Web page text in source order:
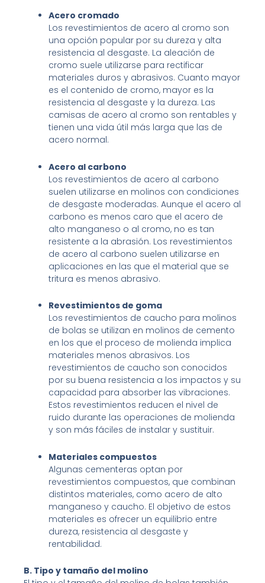
Acero cromado
Los revestimientos de acero al cromo son
una opción popular por su dureza y alta
resistencia al desgaste. La aleación de
cromo suele utilizarse para rectificar
materiales duros y abrasivos. Cuanto mayor
es el contenido de cromo, mayor es la
resistencia al desgaste y la dureza. Las
camisas de acero al cromo son rentables y
tienen una vida útil más larga que las de
acero normal.
Acero al carbono
Los revestimientos de acero al carbono
suelen utilizarse en molinos con condiciones
de desgaste moderadas. Aunque el acero al
carbono es menos caro que el acero de
alto manganeso o al cromo, no es tan
resistente a la abrasión. Los revestimientos
de acero al carbono suelen utilizarse en
aplicaciones en las que el material que se
tritura es menos abrasivo.
Revestimientos de goma
Los revestimientos de caucho para molinos
de bolas se utilizan en molinos de cemento
en los que el proceso de molienda implica
materiales menos abrasivos. Los
revestimientos de caucho son conocidos
por su buena resistencia a los impactos y su
capacidad para absorber las vibraciones.
Estos revestimientos reducen el nivel de
ruido durante las operaciones de molienda
y son más fáciles de instalar y sustituir.
Materiales compuestos
Algunas cementeras optan por
revestimientos compuestos, que combinan
distintos materiales, como acero de alto
manganeso y caucho. El objetivo de estos
materiales es ofrecer un equilibrio entre
dureza, resistencia al desgaste y
rentabilidad.
B. Tipo y tamaño del molino